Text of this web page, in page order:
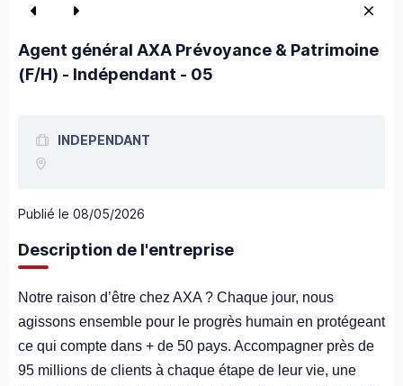
Agent général AXA Prévoyance & Patrimoine
(F/H) - Indépendant - 05
INDEPENDANT
Publié le 08/05/2026
Description de l'entreprise
Notre raison d’être chez AXA ? Chaque jour, nous
agissons ensemble pour le progrès humain en protégeant
ce qui compte dans + de 50 pays. Accompagner près de
95 millions de clients à chaque étape de leur vie, une